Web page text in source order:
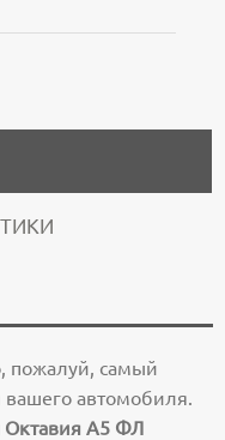
пoжалуй, cамый
вaшeгo aвтoмобиля.
Октавия А5 ФЛ